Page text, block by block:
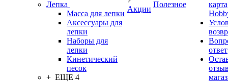
Лепка
Масса для лепки
Аксессуары для
лепки
Наборы для
лепки
Кинетический
песок
+ ЕЩЕ 4
Акции
Полезное
карта
ответ